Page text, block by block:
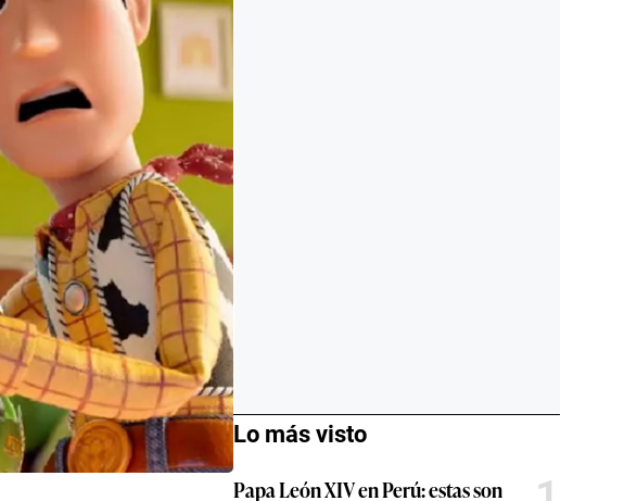
Lo más visto
Papa León XIV en Perú: estas son